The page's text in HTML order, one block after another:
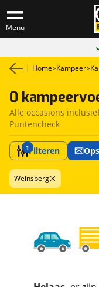
Menu
| Home>Kampeer>
0
Alle occasions
Puntencheck
1Filteren
Weinsberg